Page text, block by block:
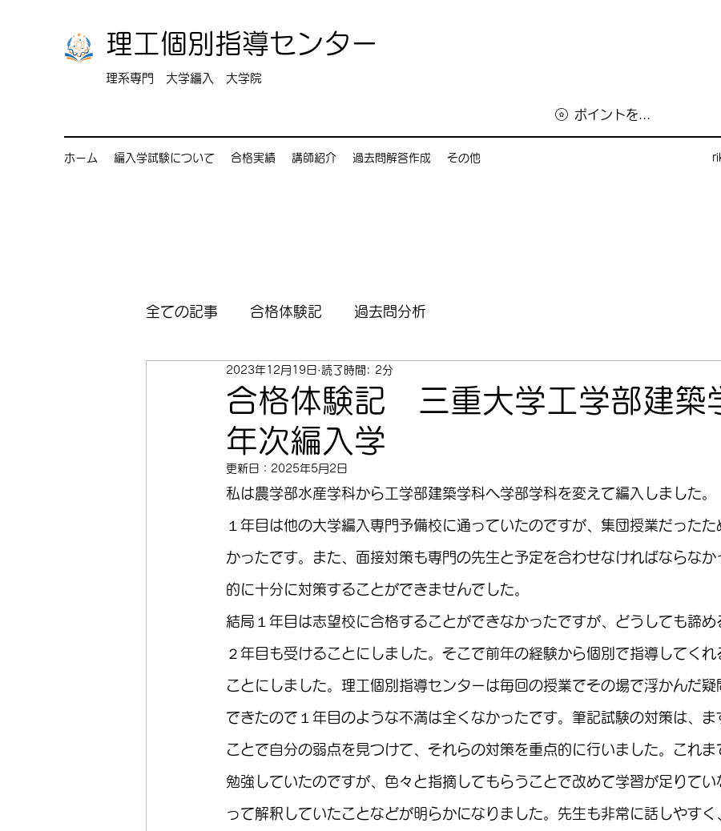
理工個別指導センター
理系専門 大学編入 大学院
ホーム 編入学試験について 合格実績 講師紹介 過去問解答作成 その他
ポイントを表示
全ての記事 合格体験記 過去問分析
合格体験記 三重大学工学部建築
年次編入学
2023年12月19日 読了時間: 2分
更新日： 2025年5月2日
私は農学部水産学科から工学部建築学科へ学部学科を変えて編入しました。
１年目は他の大学編入専門予備校に通っていたのですが、集団授業だったた
かったです。また、面接対策も専門の先生と予定を合わせなければならなか
的に十分に対策することができませんでした。
結局１年目は志望校に合格することができなかったですが、どうしても諦め
２年目も受けることにしました。そこで前年の経験から個別で指導してく
ことにしました。理工個別指導センターは毎回の授業でその場で浮かんだ疑
できたので１年目のような不満は全くなかったです。筆記試験の対策は、ま
ことで自分の弱点を見つけて、それらの対策を重点的に行いました。これま
勉強していたのですが、色々と指摘してもらうことで改めて学習が足りてい
って解釈していたことなどが明らかになりました。先生も非常に話しやすく